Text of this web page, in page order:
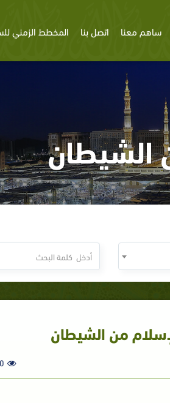
ساهم معنا اتصل بنا المخطط الزمني
الشيطان
من الشيطان